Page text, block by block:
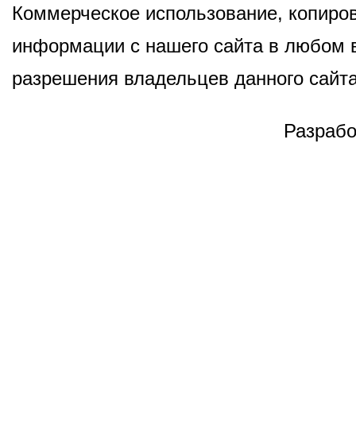
Коммерческое использование,
информации с нашего сайта в любом
разрешения владельцев данного